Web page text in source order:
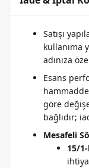
Satışı
kullanıma
adınıza
Esans
göre
bağlıdır;
Mesafeli
15/